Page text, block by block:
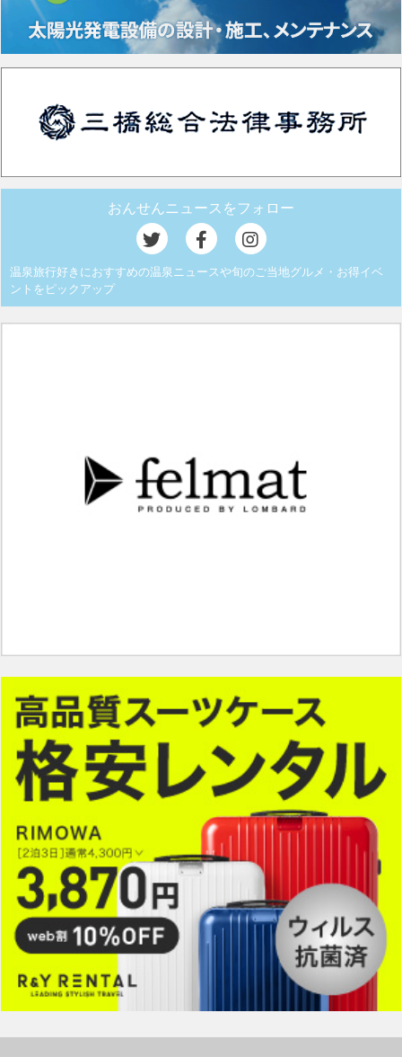
おんせんニュースをフォロー
温泉旅行好きにおすすめの温泉ニュースや旬のご当地グルメ・お得イベ
ントをピックアップ